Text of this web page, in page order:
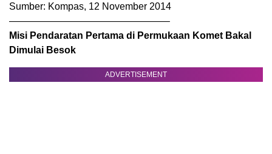
Sumber: Kompas, 12 November 2014
————————————————–
Misi Pendaratan Pertama di Permukaan Komet Bakal
Dimulai Besok
ADVERTISEMENT